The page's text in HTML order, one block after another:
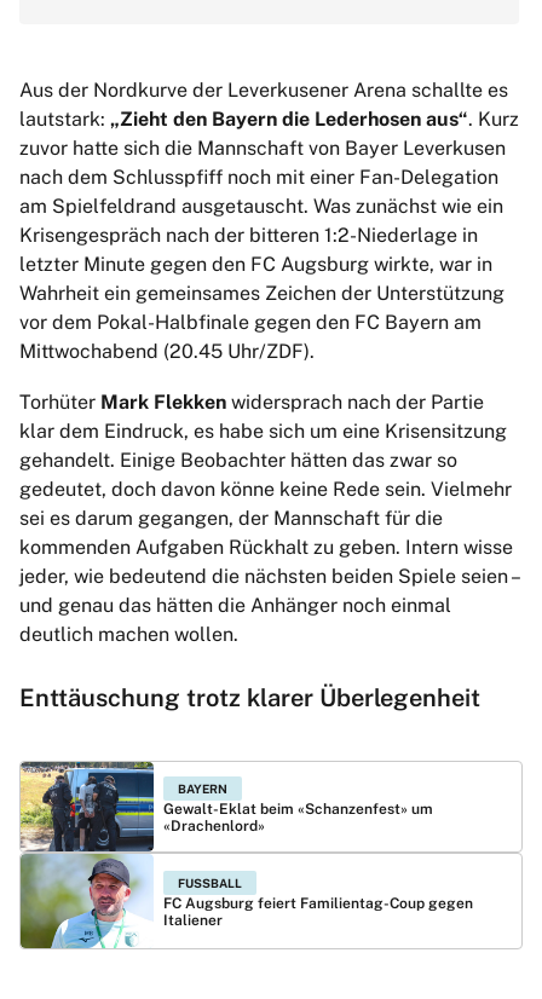
Aus der Nordkurve der Leverkusener Arena schallte es
lautstark: „Zieht den Bayern die Lederhosen aus“. Kurz
zuvor hatte sich die Mannschaft von Bayer Leverkusen
nach dem Schlusspfiff noch mit einer Fan-Delegation
am Spielfeldrand ausgetauscht. Was zunächst wie ein
Krisengespräch nach der bitteren 1:2-Niederlage in
letzter Minute gegen den FC Augsburg wirkte, war in
Wahrheit ein gemeinsames Zeichen der Unterstützung
vor dem Pokal-Halbfinale gegen den FC Bayern am
Mittwochabend (20.45 Uhr/ZDF).
Torhüter Mark Flekken widersprach nach der Partie
klar dem Eindruck, es habe sich um eine Krisensitzung
gehandelt. Einige Beobachter hätten das zwar so
gedeutet, doch davon könne keine Rede sein. Vielmehr
sei es darum gegangen, der Mannschaft für die
kommenden Aufgaben Rückhalt zu geben. Intern wisse
jeder, wie bedeutend die nächsten beiden Spiele seien –
und genau das hätten die Anhänger noch einmal
deutlich machen wollen.
Enttäuschung trotz klarer Überlegenheit
BAYERN
Gewalt-Eklat beim «Schanzenfest» um
«Drachenlord»
FUSSBALL
FC Augsburg feiert Familientag-Coup gegen
Italiener